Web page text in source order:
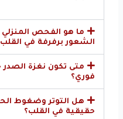
ما هو الفحص
الشعور برفرفة في
متى تكون نغزة
فوري؟
حقيقية في القلب؟